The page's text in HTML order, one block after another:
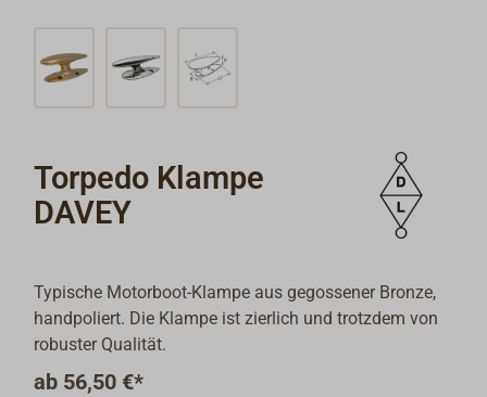
Torpedo Klampe
DAVEY
Typische Motorboot-Klampe aus gegossener Bronze,
handpoliert. Die Klampe ist zierlich und trotzdem von
robuster Qualität.
ab 56,50 €*